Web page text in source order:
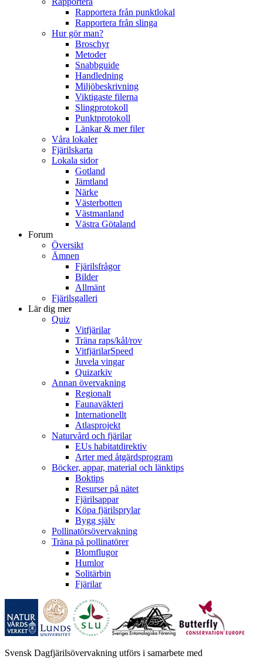
Rapportera från punktlokal
Rapportera från slinga
Hur gör man?
Broschyr
Metoder
Snabbguide
Handledning
Miljöbeskrivning
Viktigaste filerna
Slingprotokoll
Punktprotokoll
Länkar & mer filer
Våra lokaler
Fjärilskarta
Lokala sidor
Gotland
Jämtland
Närke
Västerbotten
Västmanland
Västra Götaland
Forum
Översikt
Ämnen
Fjärilsfrågor
Bilder
Allmänt
Fjärilsgalleri
Lär dig mer
Quiz
Vitfjärilar
Träna raps/kål/rov
VitfjärilarSpeed
Juvela vingar
Quizarkiv
Annan övervakning
Regionalt
Faunaväkteri
Internationellt
Atlasprojekt
Naturvård och fjärilar
EUs habitatdirektiv
Arter med åtgärdsprogram
Böcker, appar, material och länktips
Boktips
Resurser på nätet
Fjärilsappar
Köpa fjärilsprylar
Bygg själv
Pollinatörsövervakning
Träna på pollinatörer
Blomflugor
Humlor
Solitärbin
Fjärilar
Svensk Dagfjärilsövervakning utförs i samarbete med